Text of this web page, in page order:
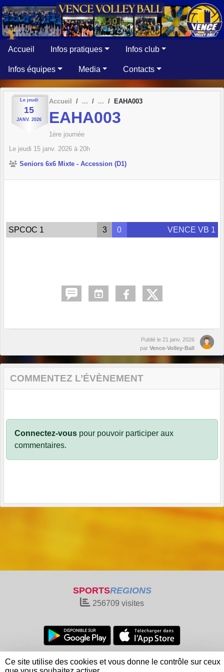
Accueil Infos pratiques Infos club
Infos équipes Media Contacts
Le jeudi
15
JANV. 2026
Accueil EAHA003
EAHA003
1ère journée
Le jeudi 15 janv. 2026 à 20h
Seniors 6x6 Mixte - Accession (D1)
SPCOC 1 3 0 VENCE VB 1
Publié le 21 janv. 2026
par Vence-Volley-Ball
COMMENTEZ L’ÉVÈNEMENT
Connectez-vous pour pouvoir participer aux
commentaires.
SPORTSREGIONS
256709 visites
Charte cookies
Gestion des cookies
Informations légales
Signaler un contenu inapproprié
Panneau de gestion des cookies
Ce site utilise des cookies et vous donne le contrôle sur ceux